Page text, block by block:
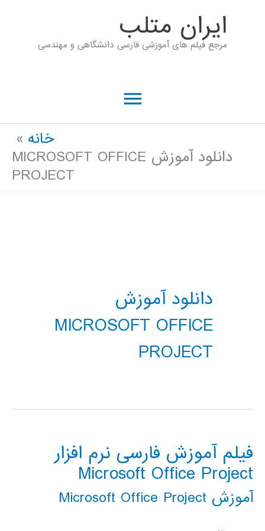
ايران متلب
مرجع فیلم های آموزشی فارسی دانشگاهی و مهندسی
فهرست
خانه
دانلود آموزش MICROSOFT OFFICE
PROJECT
دانلود آموزش
MICROSOFT OFFICE
PROJECT
فیلم آموزش فارسی نرم افزار
Microsoft Office Project
آموزش Microsoft Office Project